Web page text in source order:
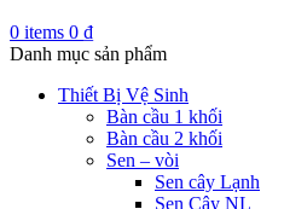
0 items 0 ₫
Danh mục sản phẩm
Thiết Bị Vệ Sinh
Bàn cầu 1 khối
Bàn cầu 2 khối
Sen – vòi
Sen cây Lạnh
Sen Cây NL